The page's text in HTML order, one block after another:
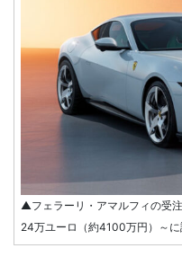
▲フェラーリ・アマルフィの受
24万ユーロ（約4100万円）～に